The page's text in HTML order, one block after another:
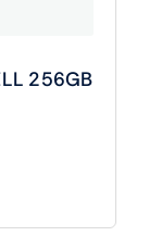
256GB